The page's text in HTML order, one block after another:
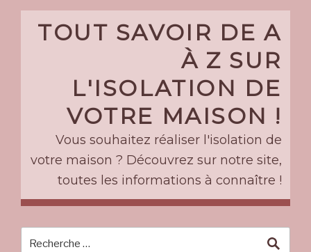
Skip
TOUT SAVOIR DE A
À Z SUR
L'ISOLATION DE
VOTRE MAISON !
Vous souhaitez réaliser l'isolation de
votre maison ? Découvrez sur notre site,
toutes les informations à connaître !